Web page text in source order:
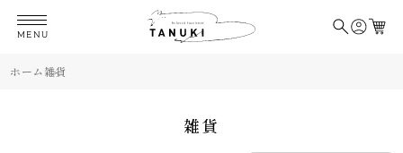
MENU
ホーム雑貨
雑貨